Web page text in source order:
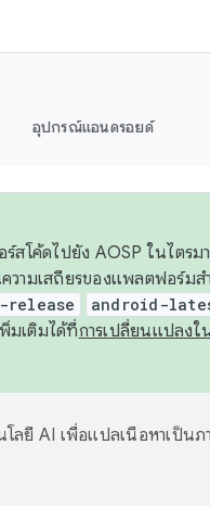
อุปกรณ์แอนดรอยด์
สโค้ดไปยัง AOSP ในไตร
มเสถียรของแพลตฟอร์มส
android-
มเติมได้ที่การเปลี่ยนแปลงใ
โลยี AI เพื่อแปลเนื้อหาเป็น